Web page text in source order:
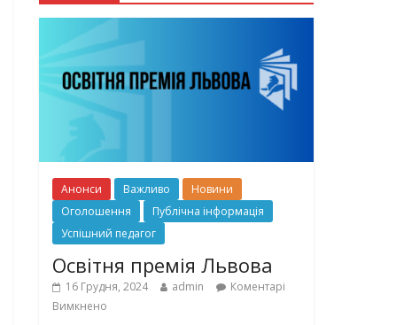
Анонси Важливо
Новини
Оголошення
Публічна інформація
Успішний педагог
Освітня премія Львова
16 Грудня, 2024 admin
Коментарі
Вимкнено